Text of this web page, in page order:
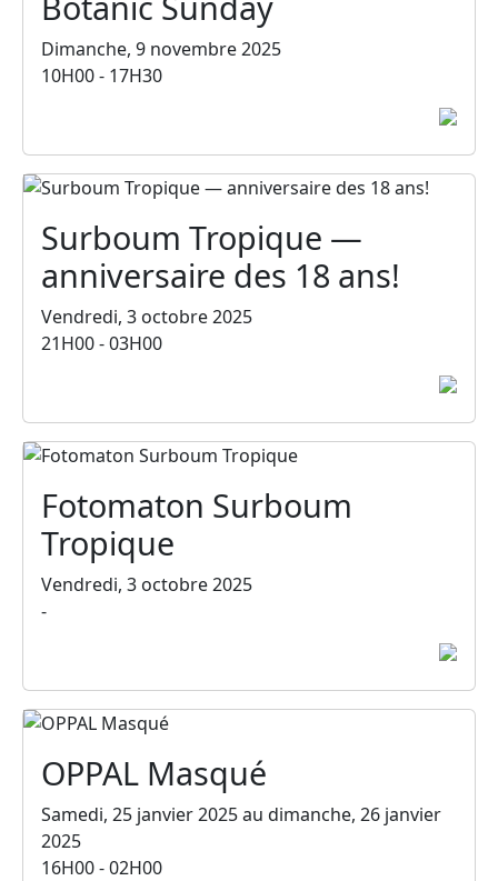
Dimanche, 9 novembre 2025
10H00 - 17H30
Surboum Tropique —
anniversaire des 18 ans!
Vendredi, 3 octobre 2025
21H00 - 03H00
Fotomaton Surboum
Tropique
Vendredi, 3 octobre 2025
-
OPPAL Masqué
Samedi, 25 janvier 2025 au dimanche, 26 janvier
2025
16H00 - 02H00